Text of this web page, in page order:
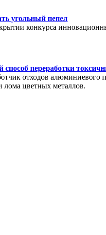
угольный пепел
конкурса
переработки
отходов алюминиевого
лома цветных металлов.